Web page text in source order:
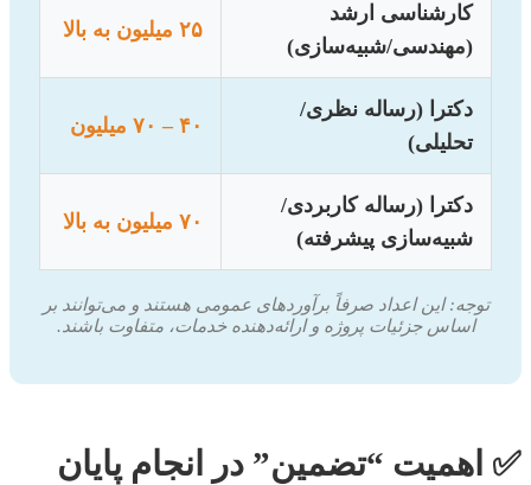
کارشناسی ارشد
(مهندسی/شبیه‌سازی)
۲۵ میلیون به بالا
دکترا (رساله نظری/
تحلیلی)
۴۰ – ۷۰ میلیون
دکترا (رساله کاربردی/
شبیه‌سازی پیشرفته)
۷۰ میلیون به بالا
توجه: این اعداد صرفاً برآوردهای عمومی هستند و می‌توانند بر
اساس جزئیات پروژه و ارائه‌دهنده خدمات، متفاوت باشند.
✅ اهمیت “تضمین” در انجام پایان